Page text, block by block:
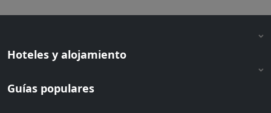
Hoteles y alojamiento
Guías populares